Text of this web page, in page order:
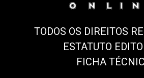
TODOS OS DIREITOS
ESTATUTO
FICHA